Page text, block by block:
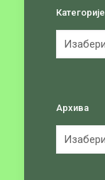
Категорије
Архива